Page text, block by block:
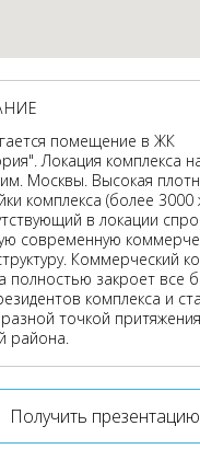
помещение в ЖК
Локация комплекса
Москвы. Высокая
комплекса (более 3000
в локации
современную
Коммерческий
полностью закроет все
комплекса и
точкой
района.
Получить презентацию